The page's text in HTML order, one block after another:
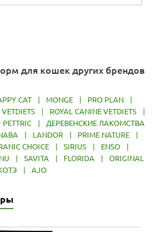
для кошек других брендов
CAT | MONGE | PRO PLAN
|
| ROYAL CANINE VETDIETS
|
PETTRIC |
ДЕРЕВЕНСКИЕ ЛАКОМСТВА
| LANDOR | PRIME NATURE
|
CHOICE | SIRIUS | ENSO
|
| SAVITA | FLORIDA |
ORIGINAL
| AJO